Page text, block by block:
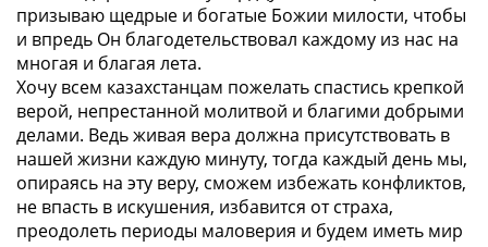
призываю щедрые и богатые Божии милости, чтобы
и впредь Он благодетельствовал каждому из нас на
многая и благая лета.
Хочу всем казахстанцам пожелать спастись крепкой
верой, непрестанной молитвой и благими добрыми
делами. Ведь живая вера должна присутствовать в
нашей жизни каждую минуту, тогда каждый день мы,
опираясь на эту веру, сможем избежать конфликтов,
не впасть в искушения, избавится от страха,
преодолеть периоды маловерия и будем иметь мир